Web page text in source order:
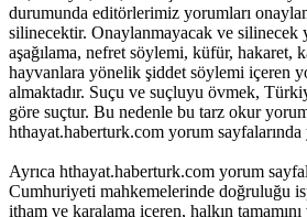
durumunda editörlerimiz yorumları
silinecektir. Onaylanmayacak ve silinecek
aşağılama, nefret söylemi, küfür, hakaret,
hayvanlara yönelik şiddet söylemi içeren
almaktadır. Suçu ve suçluyu övmek,
göre suçtur. Bu nedenle bu tarz okur
hthayat.haberturk.com yorum sayfalarında
Ayrıca hthayat.haberturk.com yorum
Cumhuriyeti mahkemelerinde doğruluğu
itham ve karalama içeren, halkın